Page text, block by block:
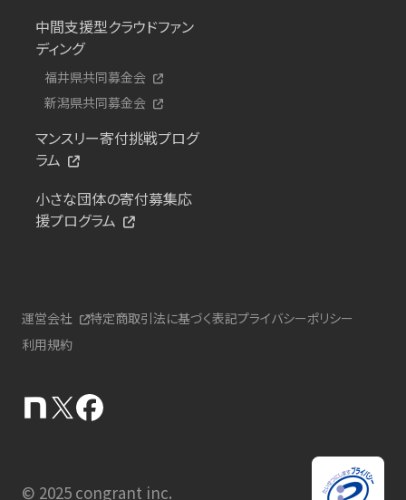
中間支援型クラウドファン
ディング
福井県共同募金会
新潟県共同募金会
マンスリー寄付挑戦プログ
ラム
小さな団体の寄付募集応
援プログラム
運営会社 特定商取引法に基づく表記プライバシーポリシー
利用規約
© 2025 congrant inc.